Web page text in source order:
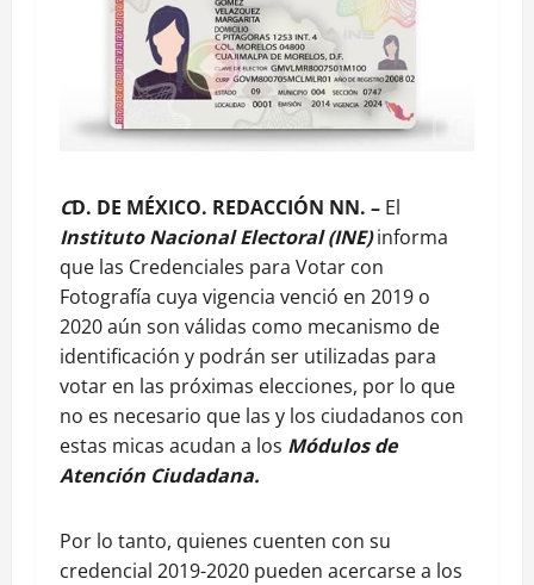
CD. DE MÉXICO. REDACCIÓN NN. – El
Instituto Nacional Electoral (INE)informa
que las Credenciales para Votar con
Fotografía cuya vigencia venció en 2019 o
2020 aún son válidas como mecanismo de
identificación y podrán ser utilizadas para
votar en las próximas elecciones, por lo que
no es necesario que las y los ciudadanos con
estas micas acudan a los Módulos de
Atención Ciudadana.
Por lo tanto, quienes cuenten con su
credencial 2019-2020 pueden acercarse a los